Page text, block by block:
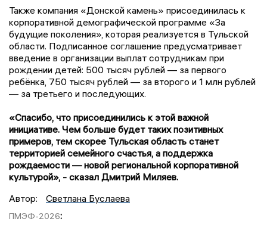
Также компания «Донской камень» присоединилась к
корпоративной демографической программе «За
будущие поколения», которая реализуется в Тульской
области. Подписанное соглашение предусматривает
введение в организации выплат сотрудникам при
рождении детей: 500 тысяч рублей — за первого
ребёнка, 750 тысяч рублей — за второго и 1 млн рублей
— за третьего и последующих.
«Спасибо, что присоединились к этой важной
инициативе. Чем больше будет таких позитивных
примеров, тем скорее Тульская область станет
территорией семейного счастья, а поддержка
рождаемости — новой региональной корпоративной
культурой», - сказал Дмитрий Миляев.
Автор:
Светлана Буслаева
ПМЭФ-2026: